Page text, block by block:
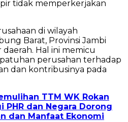
tidak memperkerjakan
di wilayah
Barat, Provinsi Jambi
Hal ini memicu
perusahan terhadap
dan kontribusinya pada
TTM WK Rokan
PHR dan Negara Dorong
dan Manfaat Ekonomi